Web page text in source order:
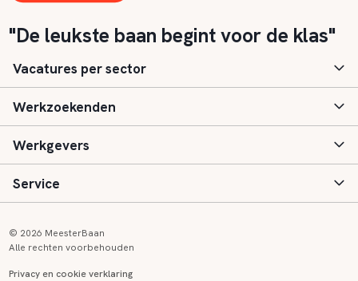
"De leukste baan begint voor de klas"
Vacatures per sector
Basisonderwijs
Speciaal (basis) onderwijs
Voortgezet onderwijs
Werkzoekenden
Aanmelden
Vacatures
Werkgevers
Inloggen
Service
© 2026 MeesterBaan
Alle rechten voorbehouden
Privacy en cookie verklaring